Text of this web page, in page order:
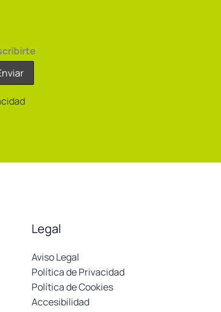
Legal
Aviso Legal
Política de Privacidad
Política de Cookies
Accesibilidad